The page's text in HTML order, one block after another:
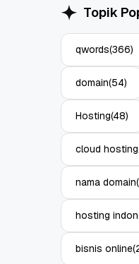
Object
Aplikasi:
Media
Topik
qwords(366)
domain(54)
Hosting(48)
cloud hosting
nama domain
hosting
bisnis online